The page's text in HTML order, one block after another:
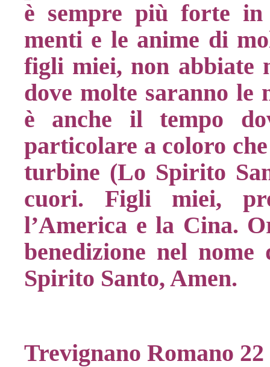
è sempre più forte in
menti e le anime di
figli miei, non abbiate
dove molte saranno le
è anche il tempo
particolare a coloro
turbine (Lo Spirito
cuori. Figli miei,
l’America e la Cina.
benedizione nel
Spirito Santo, Amen.
Trevignano Romano